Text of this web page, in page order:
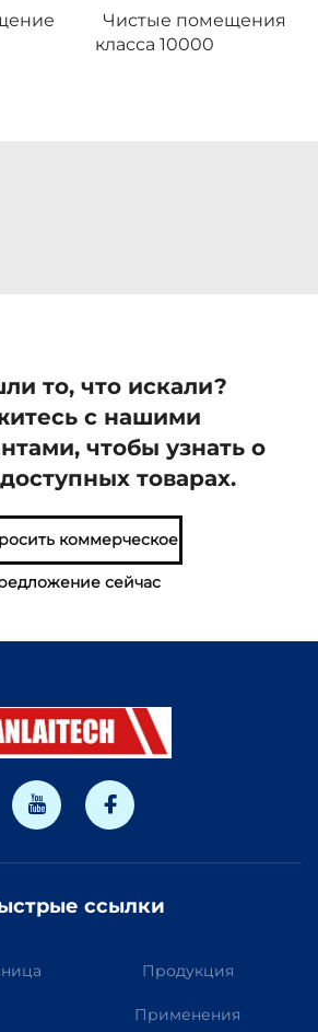
Чистые помещения
класса 10000
то, что искали?
с нашими
чтобы узнать о
товарах.
коммерческое
сейчас
ссылки
Продукция
Применения